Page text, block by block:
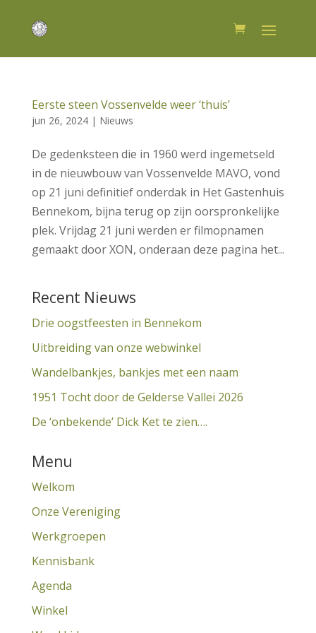
Eerste steen Vossenvelde weer ‘thuis’
jun 26, 2024| Nieuws
De gedenksteen die in 1960 werd ingemetseld
in de nieuwbouw van Vossenvelde MAVO, vond
op 21 juni definitief onderdak in Het Gastenhuis
Bennekom, bijna terug op zijn oorspronkelijke
plek. Vrijdag 21 juni werden er filmopnamen
gemaakt door XON, onderaan deze pagina het...
Recent Nieuws
Drie oogstfeesten in Bennekom
Uitbreiding van onze webwinkel
Wandelbankjes, bankjes met een naam
1951 Tocht door de Gelderse Vallei 2026
De ‘onbekende’ Dick Ket te zien….
Menu
Welkom
Onze Vereniging
Werkgroepen
Kennisbank
Agenda
Winkel